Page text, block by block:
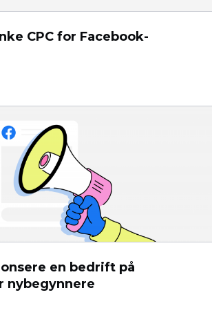
CPC for Facebook-
en bedrift på
nybegynnere